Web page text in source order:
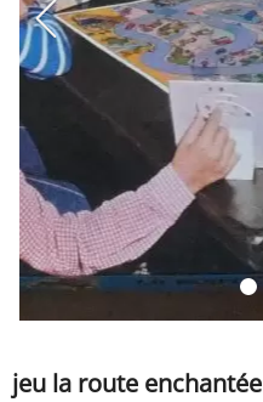
ÉVÉNEMENT
BILLET & COVOIT'
Français
jeu la route enchantée